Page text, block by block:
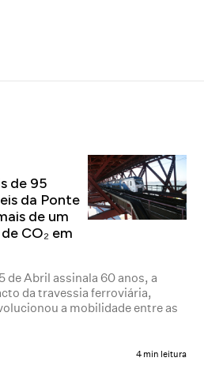
de 95
da Ponte
de um
CO₂ em
de Abril assinala 60 anos, a
da travessia ferroviária,
a mobilidade entre as
4 min leitura